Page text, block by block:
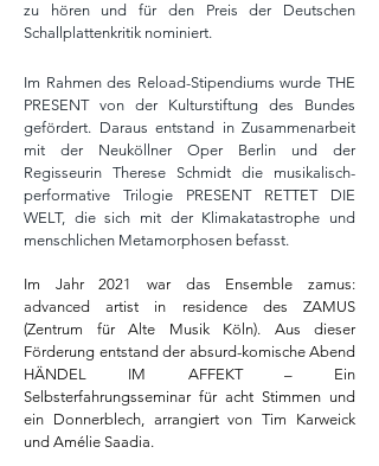
zu hören und für den Preis der Deutschen
Schallplattenkritik nominiert.
Im Rahmen des Reload-Stipendiums wurde THE
PRESENT von der Kulturstiftung des Bundes
gefördert. Daraus entstand in Zusammenarbeit
mit der Neuköllner Oper Berlin und der
Regisseurin Therese Schmidt die musikalisch-
performative Trilogie PRESENT RETTET DIE
WELT, die sich mit der Klimakatastrophe und
menschlichen Metamorphosen befasst.
Im Jahr 2021 war das Ensemble zamus:
advanced artist in residence des ZAMUS
(Zentrum für Alte Musik Köln). Aus dieser
Förderung entstand der absurd-komische Abend
HÄNDEL IM AFFEKT – Ein
Selbsterfahrungsseminar für acht Stimmen und
ein Donnerblech, arrangiert von Tim Karweick
und Amélie Saadia.